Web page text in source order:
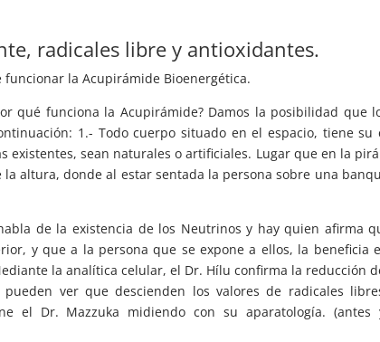
radicales libre y antioxidantes.
la Acupirámide Bioenergética.
¿Por qué funciona la Acupirámide? Damos la posibilidad
1.- Todo cuerpo situado en el espacio, tiene
existentes, sean naturales o artificiales. Lugar que en la
altura, donde al estar sentada la persona sobre una
de la existencia de los Neutrinos y hay quien afirma
y que a la persona que se expone a ellos, la beneficia
la analítica celular, el Dr. Hílu confirma la reducción
ver que descienden los valores de radicales
el Dr. Mazzuka midiendo con su aparatología.